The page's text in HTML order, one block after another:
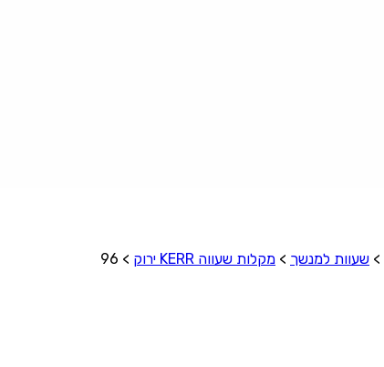
> שעוות למנשך > מקלות שעווה KERR ירוק >
96